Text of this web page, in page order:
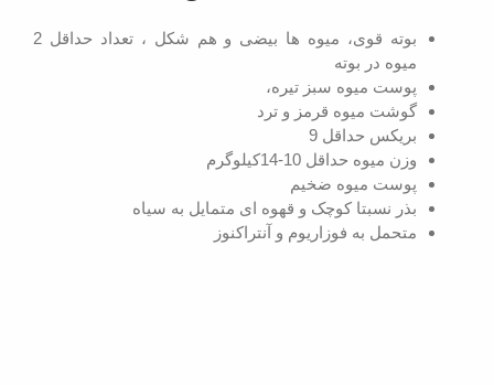
بوته قوی، میوه ها بیضی و هم شکل ، تعداد حداقل 2
میوه در بوته
پوست میوه سبز تیره،
گوشت میوه قرمز و ترد
بریکس حداقل 9
وزن میوه حداقل 10-14کیلوگرم
پوست میوه ضخیم
بذر نسبتا کوچک و قهوه ای متمایل به سیاه
متحمل به فوزاریوم و آنتراکنوز